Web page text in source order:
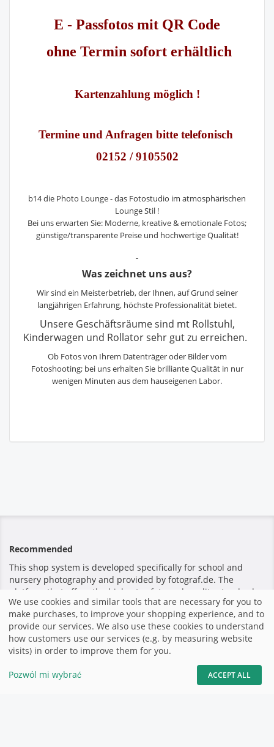
E - Passfotos mit QR Code
ohne Termin sofort erhältlich
Kartenzahlung möglich !
Termine und Anfragen bitte telefonisch
02152 / 9105502
b14 die Photo Lounge - das Fotostudio im atmosphärischen
Lounge Stil !
Bei uns erwarten Sie: Moderne, kreative & emotionale Fotos;
günstige/transparente Preise und hochwertige Qualität!
Was zeichnet uns aus?
Wir sind ein Meisterbetrieb, der Ihnen, auf Grund seiner
langjährigen Erfahrung, höchste Professionalität bietet.
Unsere Geschäftsräume sind mt Rollstuhl,
Kinderwagen und Rollator sehr gut zu erreichen.
Ob Fotos von Ihrem Datenträger oder Bilder vom
Fotoshooting; bei uns erhalten Sie brilliante Qualität in nur
wenigen Minuten aus dem hauseigenen Labor.
Recommended
This shop system is developed specifically for school and
nursery photography and provided by fotograf.de. The
platform that offers the highest safety and quality standards
for teachers and parents.
Bezpieczna płatność
We use cookies and similar tools that are necessary for you to
make purchases, to improve your shopping experience, and to
provide our services. We also use these cookies to understand
how customers use our services (e.g. by measuring website
visits) in order to improve them for you.
Pozwól mi wybrać ACCEPT ALL